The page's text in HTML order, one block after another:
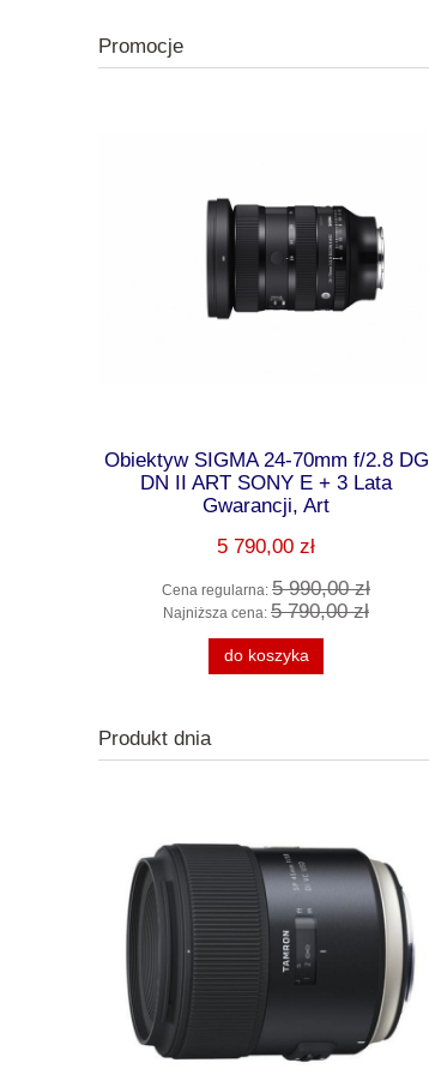
Promocje
Obiektyw SIGMA 24-70mm f/2.8 DG
DN II ART SONY E + 3 Lata
Gwarancji, Art
5 790,00 zł
Cena regularna: 5 990,00 zł
Najniższa cena: 5 790,00 zł
do koszyka
Produkt dnia